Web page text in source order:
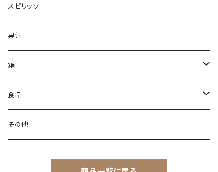
ミディアムボディ
スパークリングワイン
スピリッツ
果汁
箱
無料簡易箱
有料贈答箱
食品
調理キット
その他